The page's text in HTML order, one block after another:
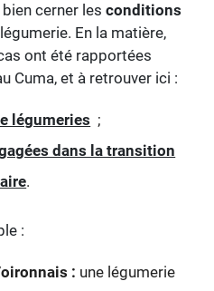
cerner lesconditions
En la matière,
ont été rapportées
Cuma, et à retrouver ici :
légumeries ;
dans la transition
.
:
: une légumerie